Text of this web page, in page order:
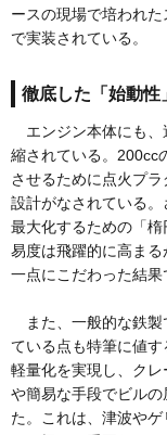
ースの現場で培われ
で実装されている。
徹底した「始動性
エンジン本体にも、
縮されている。200cc
させるために点火プ
設計がなされている
最大化するための「
易度は飛躍的に高ま
一点にこだわった結果
また、一般的な鉄製
ている点も特筆に値
軽量化を実現し、ク
や簡易な手段でビル
た。これは、津波や